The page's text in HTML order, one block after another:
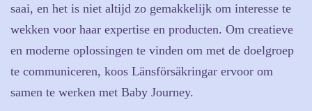
saai, en het is niet altijd zo gemakkelijk om interesse te
wekken voor haar expertise en producten. Om creatieve
en moderne oplossingen te vinden om met de doelgroep
te communiceren, koos Länsförsäkringar ervoor om
samen te werken met Baby Journey.